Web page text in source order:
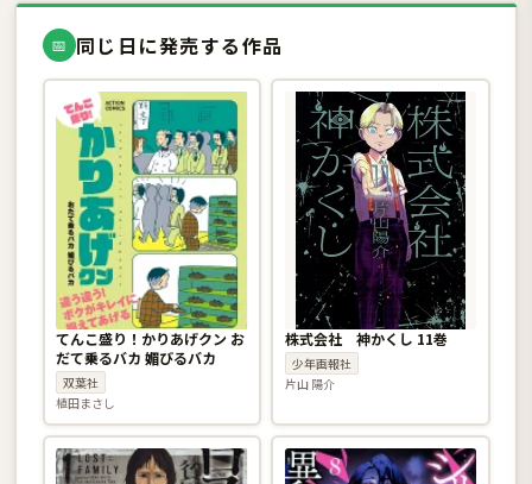
📅 同じ日に発売する作品
てんこ盛り！かりあげクン お
だて乗るバカ 媚びるバカ
双葉社
植田まさし
株式会社 神かくし 11巻
少年画報社
片山 陽介